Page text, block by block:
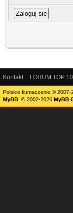
Kontakt FORUM TOP
Polskie tłumaczenie © 2007-
MyBB , © 2002-2026 MyBB